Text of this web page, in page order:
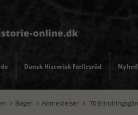
Dansk Historisk Fællesråd
 Bøger  Anmeldelser  70